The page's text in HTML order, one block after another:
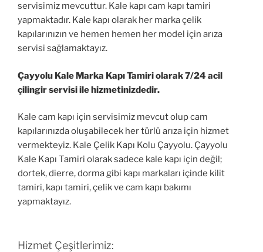
servisimiz mevcuttur. Kale kapı cam kapı tamiri
yapmaktadır. Kale kapı olarak her marka çelik
kapılarınızın ve hemen hemen her model için arıza
servisi sağlamaktayız.
Çayyolu Kale Marka Kapı Tamiri olarak 7/24 acil
çilingir servisi ile hizmetinizdedir.
Kale cam kapı için servisimiz mevcut olup cam
kapılarınızda oluşabilecek her türlü arıza için hizmet
vermekteyiz. Kale Çelik Kapı Kolu Çayyolu. Çayyolu
Kale Kapı Tamiri olarak sadece kale kapı için değil;
dortek, dierre, dorma gibi kapı markaları içinde kilit
tamiri, kapı tamiri, çelik ve cam kapı bakımı
yapmaktayız.
Hizmet Çeşitlerimiz: